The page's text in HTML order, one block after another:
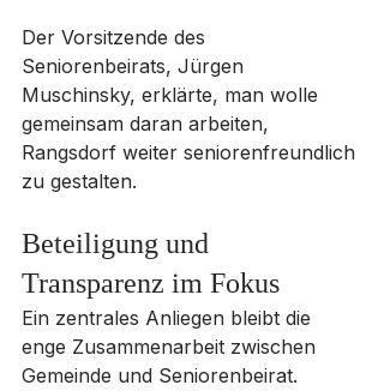
Der Vorsitzende des
Seniorenbeirats, Jürgen
Muschinsky, erklärte, man wolle
gemeinsam daran arbeiten,
Rangsdorf weiter seniorenfreundlich
zu gestalten.
Beteiligung und
Transparenz im Fokus
Ein zentrales Anliegen bleibt die
enge Zusammenarbeit zwischen
Gemeinde und Seniorenbeirat.